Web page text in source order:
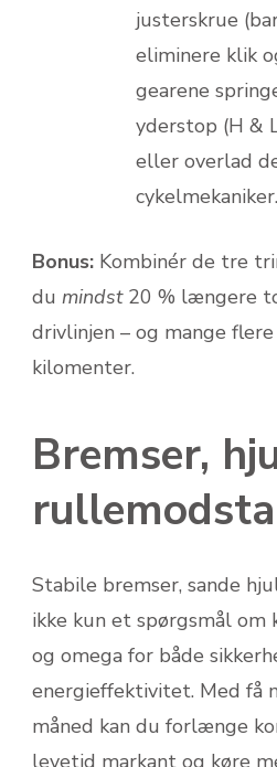
justerskrue
eliminere klik
gearene
yderstop (H &
eller overlad
cykelmekaniker.
Bonus: Kombinér de tre
du mindst20 % længere
drivlinjen – og mange
kilomenter.
Bremser,
Stabile bremser, sande
ikke kun et spørgsmål om
og omega for både
energieffektivitet. Med få
måned kan du forlænge
levetid markant og køre